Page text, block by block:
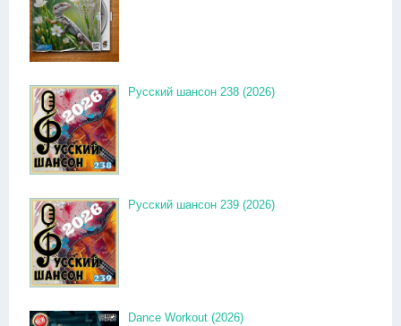
Русский шансон 238 (2026)
Русский шансон 239 (2026)
Dance Workout (2026)